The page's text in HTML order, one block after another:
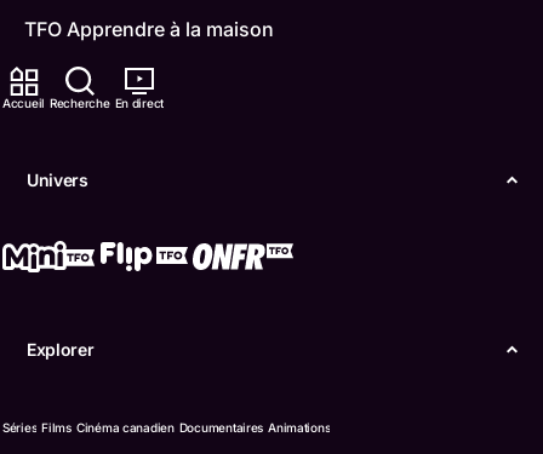
Accueil Recherche En direct
Univers
Explorer
Séries Films Cinéma canadien Documentaires Animations
TFO Apprendre à la maison
Comment nous capter
IDÉLLO
Conditions d'utilisation
Accessibilité